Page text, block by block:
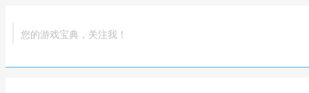
您的游戏宝典，关注我！